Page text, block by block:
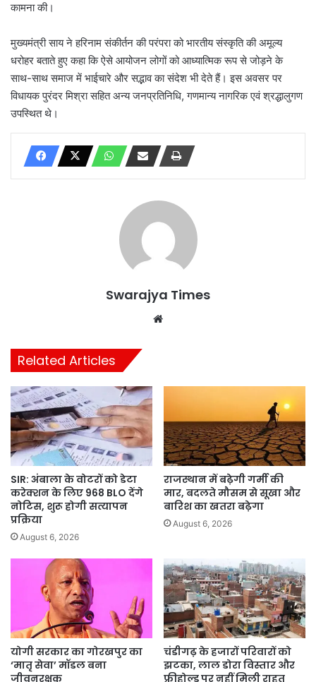
कामना की।
मुख्यमंत्री साय ने हरिनाम संकीर्तन की परंपरा को भारतीय संस्कृति की अमूल्य
धरोहर बताते हुए कहा कि ऐसे आयोजन लोगों को आध्यात्मिक रूप से जोड़ने के
साथ-साथ समाज में भाईचारे और सद्भाव का संदेश भी देते हैं। इस अवसर पर
विधायक पुरंदर मिश्रा सहित अन्य जनप्रतिनिधि, गणमान्य नागरिक एवं श्रद्धालुगण
उपस्थित थे।
Swarajya Times
Related Articles
SIR: अंबाला के वोटरों को डेटा
करेक्शन के लिए 968 BLO देंगे
नोटिस, शुरू होगी सत्यापन
प्रक्रिया
August 6, 2026
राजस्थान में बढ़ेगी गर्मी की
मार, बदलते मौसम से सूखा और
बारिश का खतरा बढ़ेगा
August 6, 2026
योगी सरकार का गोरखपुर का
‘मातृ सेवा’ मॉडल बना
जीवनरक्षक
चंडीगढ़ के हजारों परिवारों को
झटका, लाल डोरा विस्तार और
फ्रीहोल्ड पर नहीं मिली राहत